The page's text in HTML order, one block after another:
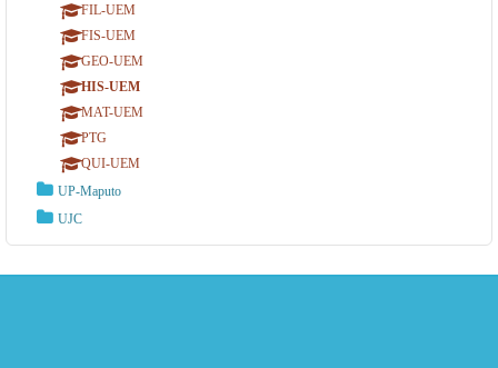
FIL-UEM
FIS-UEM
GEO-UEM
HIS-UEM
MAT-UEM
PTG
QUI-UEM
UP-Maputo
UJC